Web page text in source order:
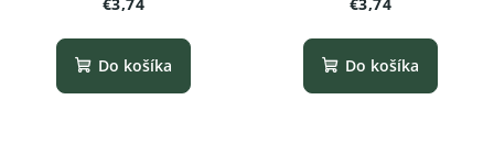
€3,74
Do košíka
€3,74
Do košíka